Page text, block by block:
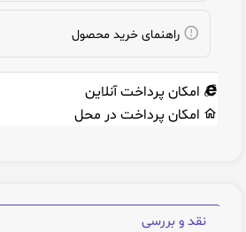
راهنمای خرید محصول
امکان پرداخت آنلاین
امکان پرداخت در محل
نقد و بررسی